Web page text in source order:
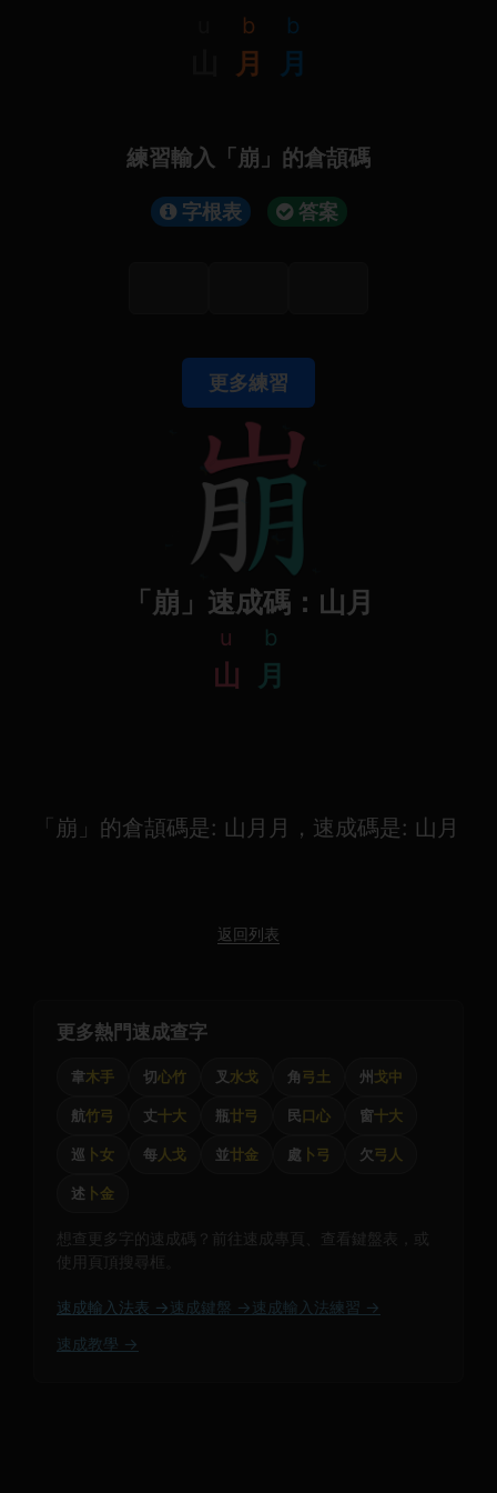
b
月
b
月
練習輸入「崩」的倉頡碼
字根表 答案
更多練習
「崩」速成碼：山月
u
山
b
月
「崩」的倉頡碼是: 山月月，速成碼是: 山月
返回列表
更多熱門速成查字
韋木手 切心竹 叉 水戈 角弓土 州 戈中
航竹弓 丈十大 瓶廿弓 民口心 窗十大
巡 卜女 每人戈 並廿金 處 卜弓 欠弓人
述 卜金
想查更多字的速成碼？前往速成專頁、查看鍵盤表，或
使用頁頂搜尋框。
速成輸入法表 → 速成鍵盤 → 速成輸入法練習 →
速成教學 →